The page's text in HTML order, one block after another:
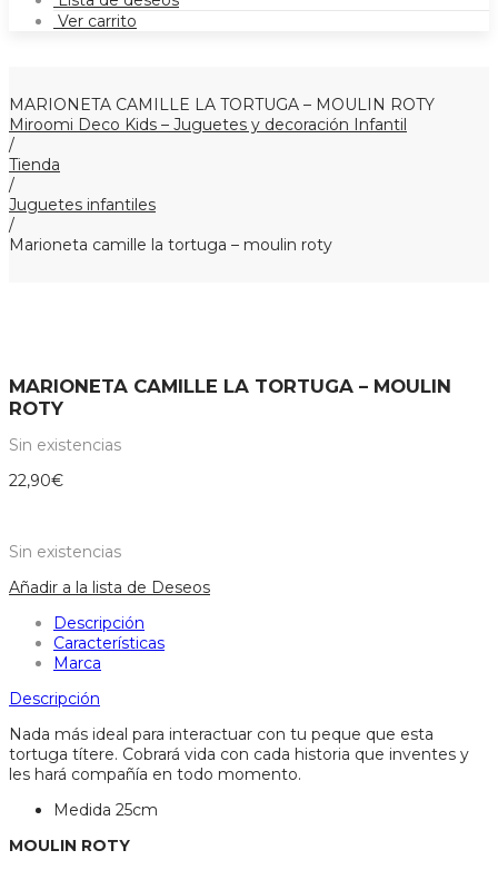
Ver carrito
MARIONETA CAMILLE LA TORTUGA – MOULIN ROTY
Miroomi Deco Kids – Juguetes y decoración Infantil
/
Tienda
/
Juguetes infantiles
/
Marioneta camille la tortuga – moulin roty
MARIONETA CAMILLE LA TORTUGA – MOULIN
ROTY
Sin existencias
22,90€
Sin existencias
Añadir a la lista de Deseos
Descripción
Características
Marca
Descripción
Nada más ideal para interactuar con tu peque que esta
tortuga títere. Cobrará vida con cada historia que inventes y
les hará compañía en todo momento.
Medida 25cm
MOULIN ROTY